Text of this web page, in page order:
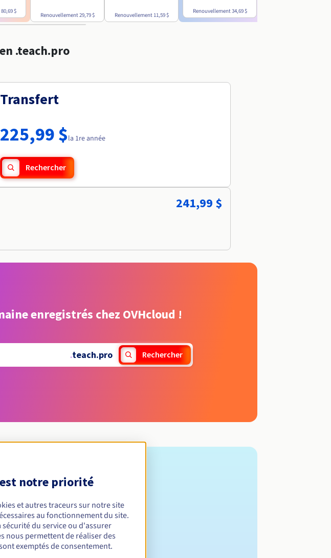
80,69 $
Renouvellement29,79 $ Renouvellement 11,59 $
Renouvellement34,69 $
.teach.pro
Transfert
225,99 $la 1re année
Rechercher
241,99 $
enregistrés chez OVHcloud !
.teach.pro Rechercher
géographique.
notifications
notre priorité
et autres traceurs sur notre site
au fonctionnement du site.
du service ou d'assurer
nous permettent de réaliser des
exemptés de consentement.